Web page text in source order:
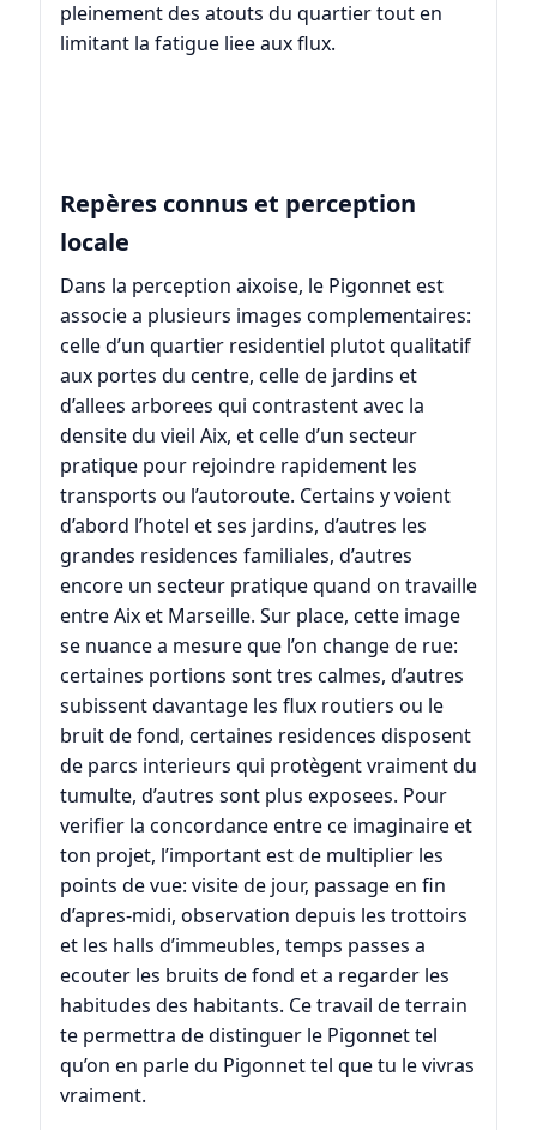
pleinement des atouts du quartier tout en
limitant la fatigue liee aux flux.
Repères connus et perception
locale
Dans la perception aixoise, le Pigonnet est
associe a plusieurs images complementaires:
celle d’un quartier residentiel plutot qualitatif
aux portes du centre, celle de jardins et
d’allees arborees qui contrastent avec la
densite du vieil Aix, et celle d’un secteur
pratique pour rejoindre rapidement les
transports ou l’autoroute. Certains y voient
d’abord l’hotel et ses jardins, d’autres les
grandes residences familiales, d’autres
encore un secteur pratique quand on travaille
entre Aix et Marseille. Sur place, cette image
se nuance a mesure que l’on change de rue:
certaines portions sont tres calmes, d’autres
subissent davantage les flux routiers ou le
bruit de fond, certaines residences disposent
de parcs interieurs qui protègent vraiment du
tumulte, d’autres sont plus exposees. Pour
verifier la concordance entre ce imaginaire et
ton projet, l’important est de multiplier les
points de vue: visite de jour, passage en fin
d’apres-midi, observation depuis les trottoirs
et les halls d’immeubles, temps passes a
ecouter les bruits de fond et a regarder les
habitudes des habitants. Ce travail de terrain
te permettra de distinguer le Pigonnet tel
qu’on en parle du Pigonnet tel que tu le vivras
vraiment.